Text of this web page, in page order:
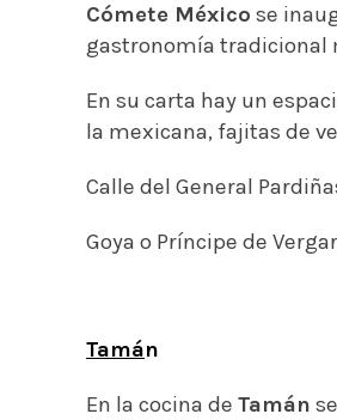
Cómete México se
gastronomía tradicional
En su carta hay un
la mexicana, fajitas de
Calle del General
Goya o Príncipe de
Tamán
En la cocina de Tamán